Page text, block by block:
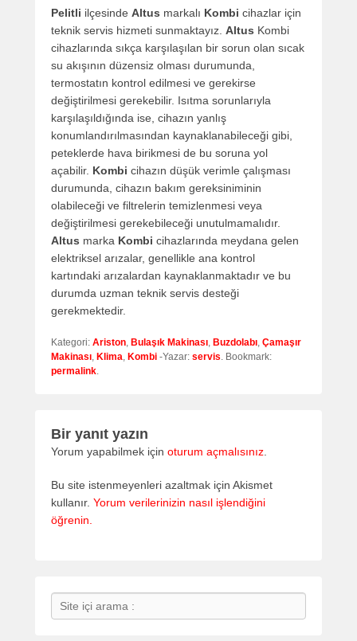
Pelitli ilçesinde Altus markalı Kombi cihazlar için
teknik servis hizmeti sunmaktayız. Altus Kombi
cihazlarında sıkça karşılaşılan bir sorun olan sıcak
su akışının düzensiz olması durumunda,
termostatın kontrol edilmesi ve gerekirse
değiştirilmesi gerekebilir. Isıtma sorunlarıyla
karşılaşıldığında ise, cihazın yanlış
konumlandırılmasından kaynaklanabileceği gibi,
peteklerde hava birikmesi de bu soruna yol
açabilir. Kombi cihazın düşük verimle çalışması
durumunda, cihazın bakım gereksiniminin
olabileceği ve filtrelerin temizlenmesi veya
değiştirilmesi gerekebileceği unutulmamalıdır.
Altus marka Kombi cihazlarında meydana gelen
elektriksel arızalar, genellikle ana kontrol
kartındaki arızalardan kaynaklanmaktadır ve bu
durumda uzman teknik servis desteği
gerekmektedir.
Kategori: Ariston, Bulaşık Makinası, Buzdolabı, Çamaşır
Makinası, Klima, Kombi -Yazar: servis. Bookmark:
permalink.
Bir yanıt yazın
Yorum yapabilmek için oturum açmalısınız
Bu site istenmeyenleri azaltmak için Akismet
kullanır. Yorum verilerinizin nasıl işlendiğini
öğrenin.
Search